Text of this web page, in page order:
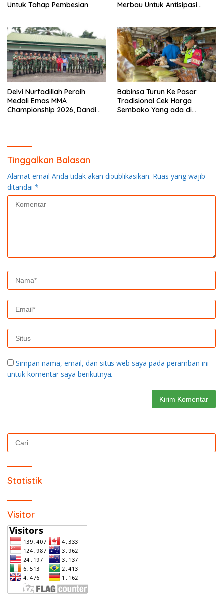
Untuk Tahap Pembesian
Merbau Untuk Antisipasi
Delvi Nurfadillah Peraih
Medali Emas MMA
Championship 2026, Dandim
Babinsa Turun Ke Pasar
Tradisional Cek Harga
Sembako Yang ada di
Tinggalkan Balasan
Alamat email Anda tidak akan dipublikasikan. Ruas yang wajib
ditandai *
Simpan nama, email, dan situs web saya pada peramban ini
untuk komentar saya berikutnya.
Cari
untuk:
Statistik
Visitor